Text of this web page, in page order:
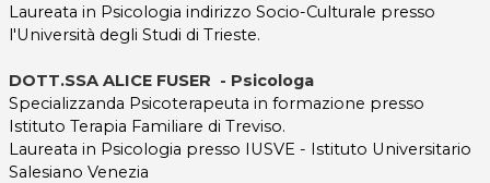
Laureata in Psicologia indirizzo Socio-Culturale presso
l'Università degli Studi di Trieste.
DOTT.SSA ALICE FUSER - Psicologa
Specializzanda Psicoterapeuta in formazione presso
Istituto Terapia Familiare di Treviso.
Laureata in Psicologia presso IUSVE - Istituto Universitario
Salesiano Venezia